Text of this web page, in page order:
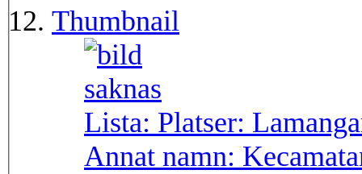
Thumbnail
Lista: Platser:
Annat namn: